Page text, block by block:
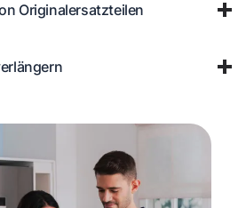
Originalersatzteilen